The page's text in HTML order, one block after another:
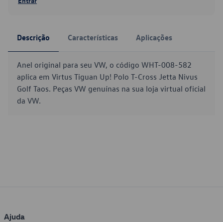
Descrição Características Aplicações
Anel original para seu VW, o código WHT-008-582
aplica em Virtus Tiguan Up! Polo T-Cross Jetta Nivus
Golf Taos. Peças VW genuínas na sua loja virtual oficial
da VW.
Ajuda